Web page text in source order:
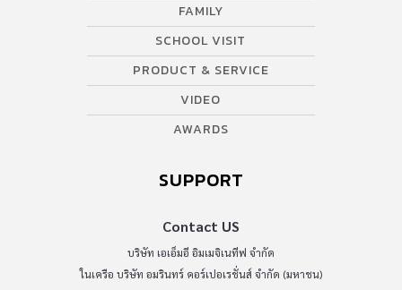
FAMILY
SCHOOL VISIT
PRODUCT & SERVICE
VIDEO
AWARDS
SUPPORT
Contact US
บริษัท เอเอ็มอี อิมเมจิเนทีฟ จำกัด
ในเครือ บริษัท อมรินทร์ คอร์เปอเรชั่นส์ จำกัด (มหาชน)